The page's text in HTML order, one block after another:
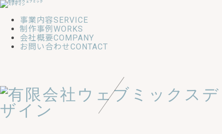
事業内容SERVICE
制作事例 WORKS
会社概要COMPANY
お問い合わせCONTACT